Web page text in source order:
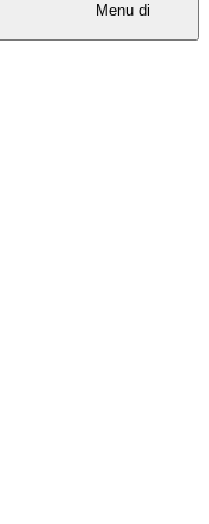
Menu di